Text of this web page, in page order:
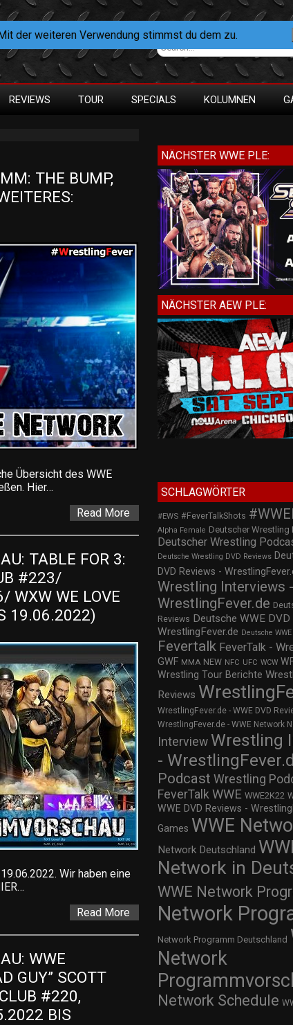
REVIEWS TOUR SPECIALS KOLUMNEN
THE BUMP,
Übersicht des WWE
Hier…
Read More
TABLE FOR 3:
#223/
WXW WE LOVE
19.06.2022)
Wir haben eine
Read More
WWE
GUY” SCOTT
#220,
BIS
NÄCHSTER WWE PLE:
NÄCHSTER AEW PLE:
SCHLAGWÖRTER
#EWS #FeverTalkShots
Alpha Female Deutscher Wrestling
Deutscher Wrestling
Deutsche Wrestling DVD Reviews
DVD Reviews -
Wrestling Interviews -
WrestlingFever.de
Reviews Deutsche WWE
WrestlingFever.de Deutsche
Fevertalk FeverTalk -
GWF MMA NEW NFC UFC WCW
Wrestling Tour Berichte
Reviews
WrestlingFever.de - WWE DVD
WrestlingFever.de - WWE Network
Interview Wrestling
-
Podcast Wrestling
FeverTalk WWE WWE2K22
WWE DVD Reviews -
Games WWE
Network Deutschland
Network in
WWE Network
Network
Network Programm Deutschland
Network
Network Schedule
der weiteren Verwendung stimmst du dem zu.